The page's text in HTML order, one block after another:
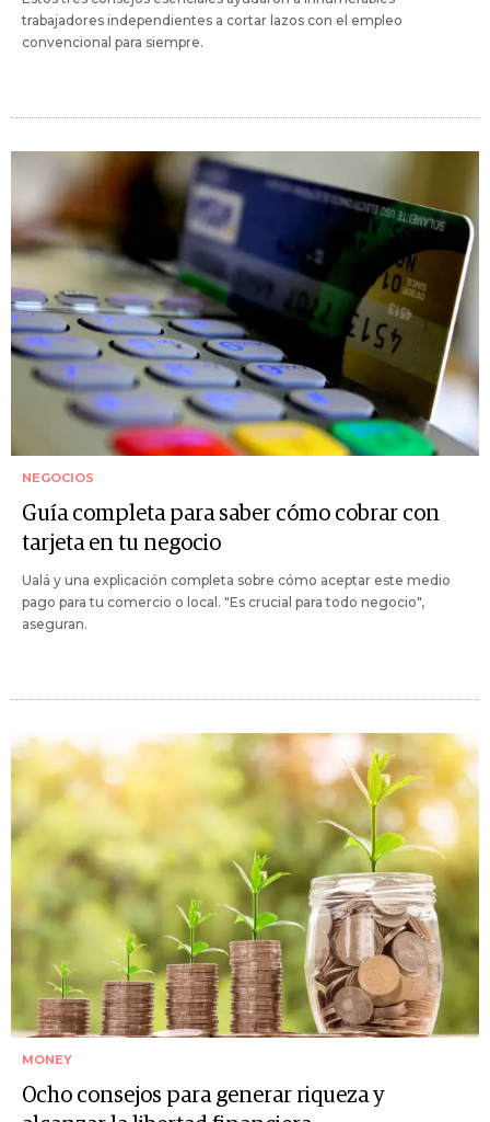
trabajadores independientes a cortar lazos con el empleo
convencional para siempre.
NEGOCIOS
Guía completa para saber cómo cobrar con
tarjeta en tu negocio
Ualá y una explicación completa sobre cómo aceptar este medio
pago para tu comercio o local. "Es crucial para todo negocio",
aseguran.
MONEY
Ocho consejos para generar riqueza y